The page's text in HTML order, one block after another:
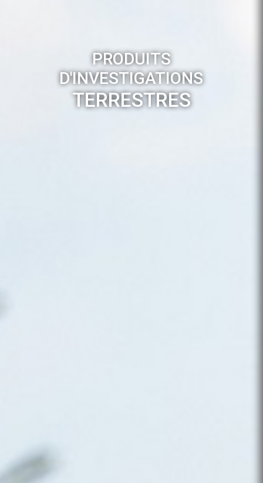
PRODUITS
D'INVESTIGATIONS
TERRESTRES